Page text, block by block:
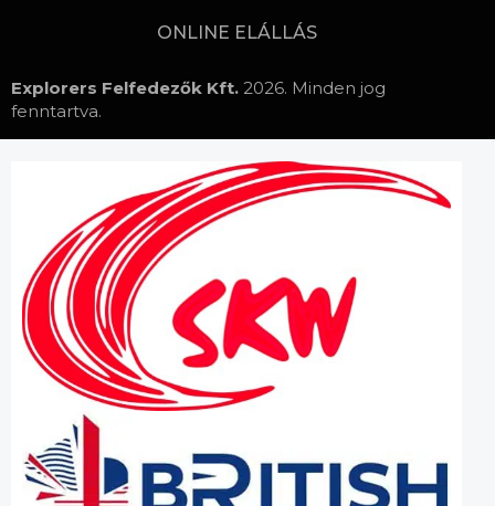
ONLINE ELÁLLÁS
Explorers Felfedezők Kft. 2026. Minden jog
fenntartva.